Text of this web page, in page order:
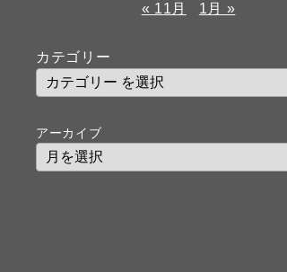
« 11月
1月 »
カテゴリー
アーカイブ